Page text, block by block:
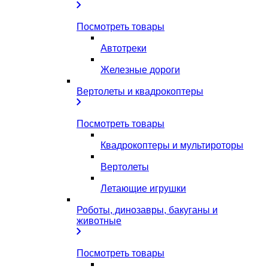
Посмотреть товары
Автотреки
Железные дороги
Вертолеты и квадрокоптеры
Посмотреть товары
Квадрокоптеры и мультироторы
Вертолеты
Летающие игрушки
Роботы, динозавры, бакуганы и
животные
Посмотреть товары